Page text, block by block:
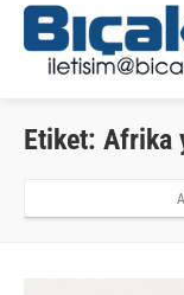
Etiket: Afrika